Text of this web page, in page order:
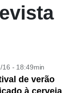
16 - 18:49min
de verão
à cerveja